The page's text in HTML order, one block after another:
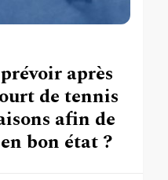
après
de tennis
afin de
bon état ?